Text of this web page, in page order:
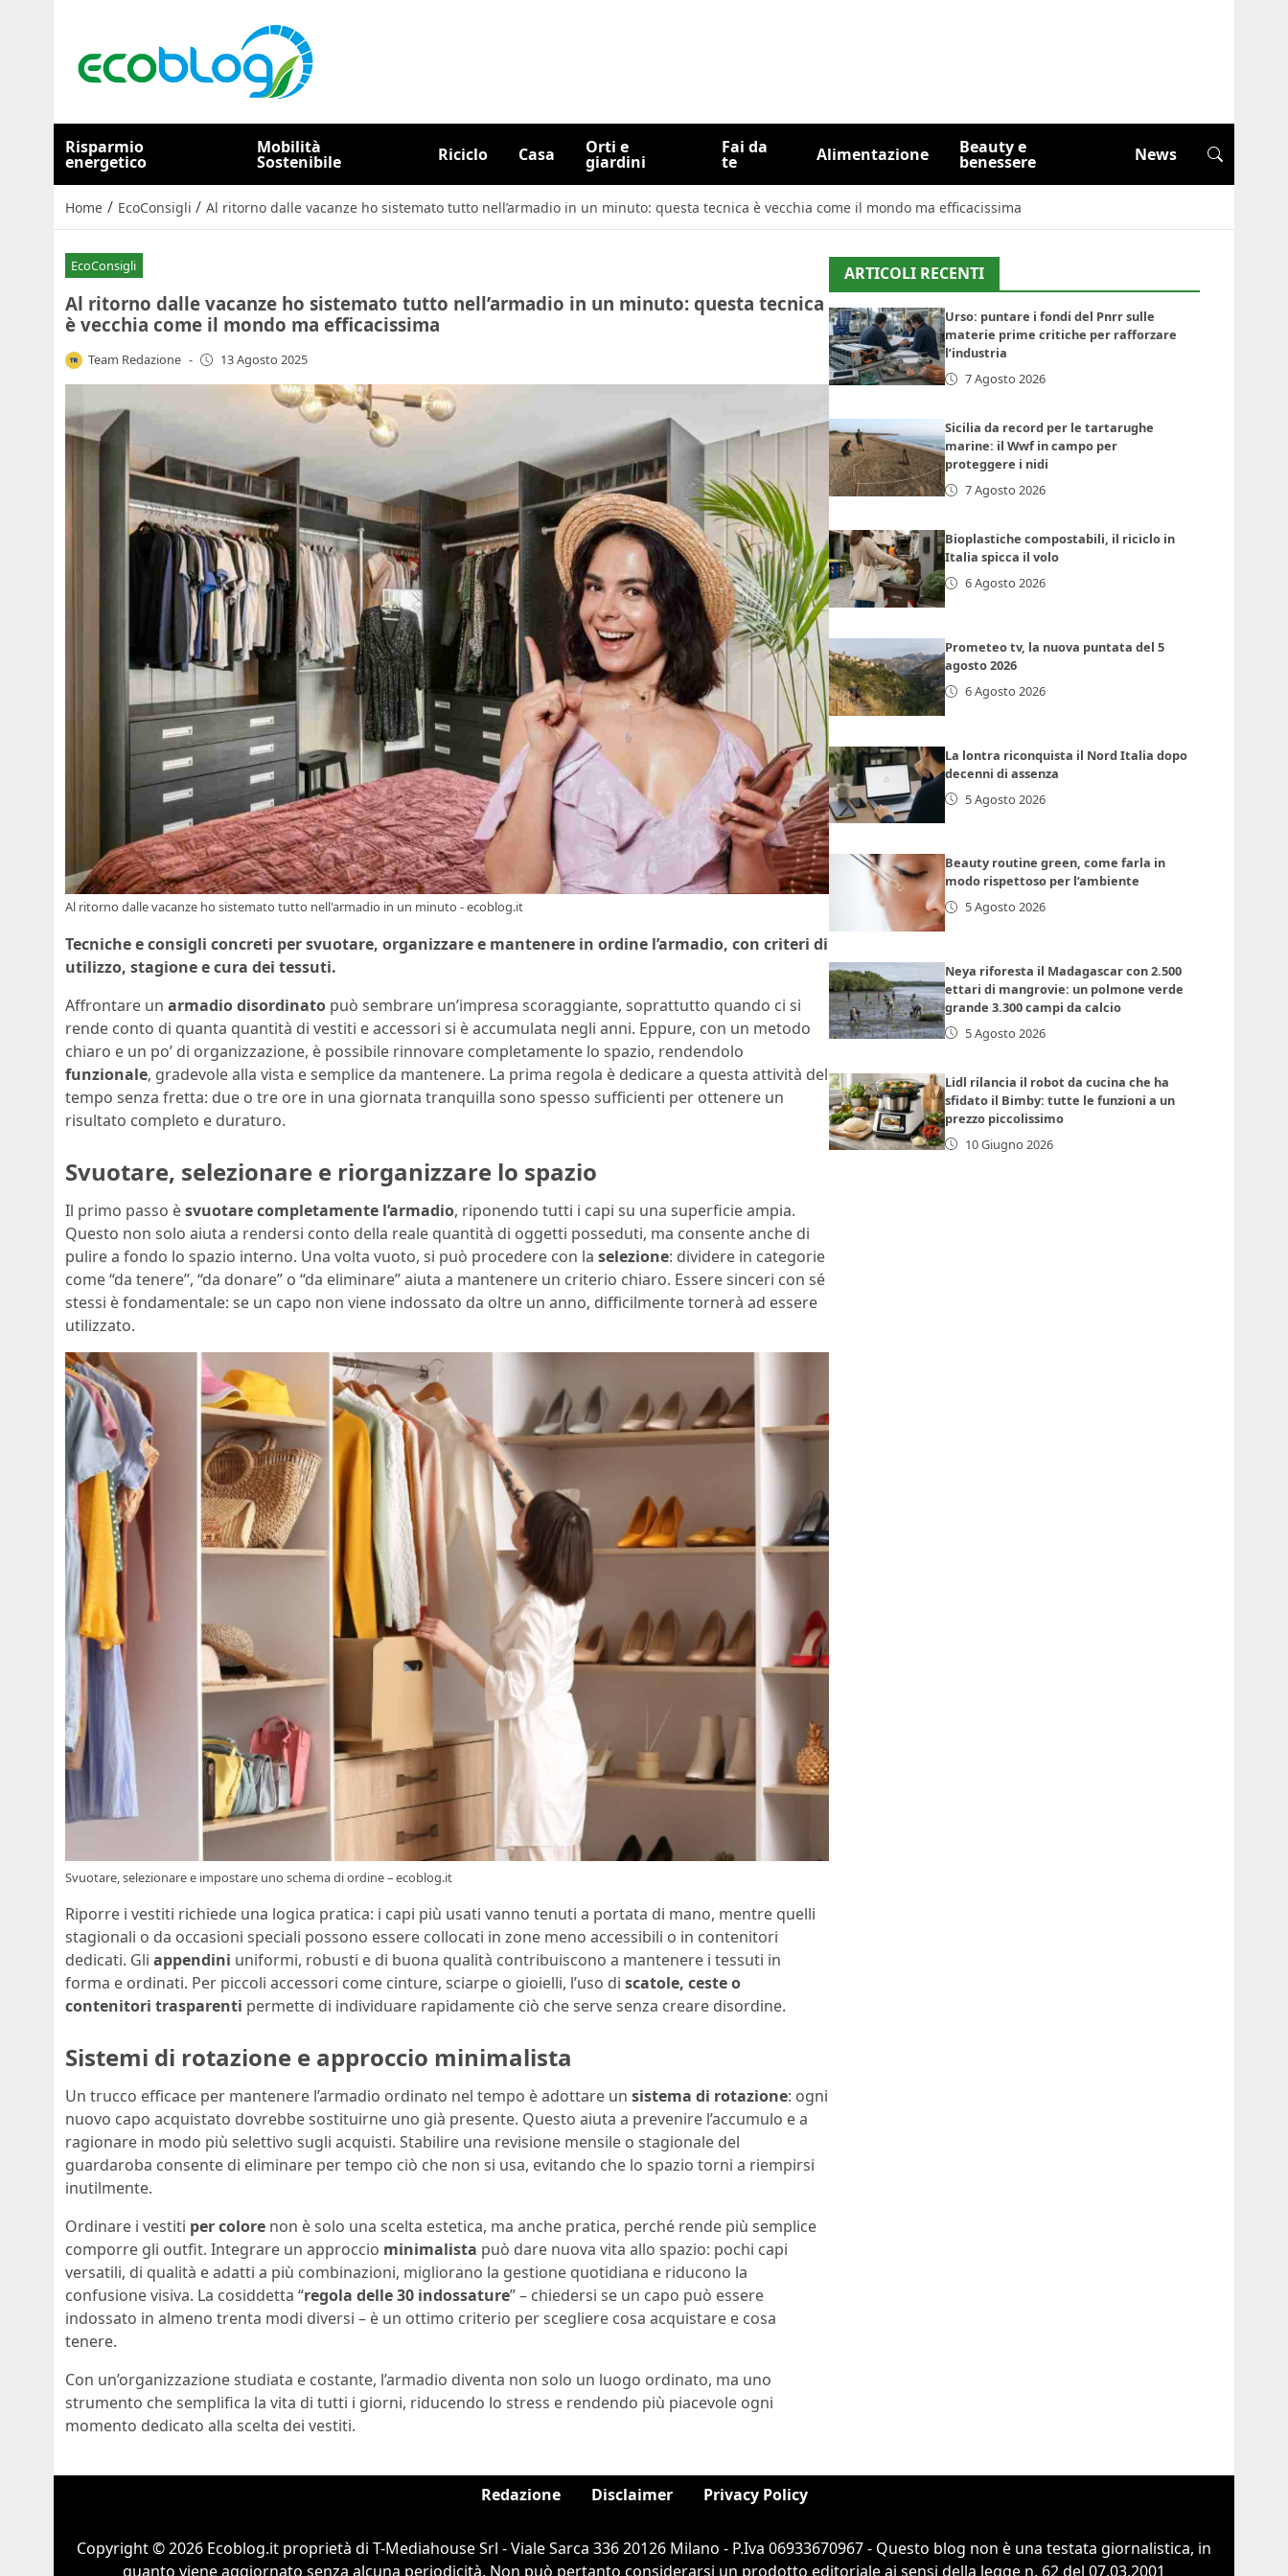
Risparmio
energetico
Mobilità
Sostenibile Riciclo Casa Orti e
giardini
Fai da
te Alimentazione Beauty e
benessere News
Home / EcoConsigli / Al ritorno dalle vacanze ho sistemato tutto nell’armadio in un minuto: questa tecnica è vecchia come il mondo ma efficacissima
EcoConsigli
Al ritorno dalle vacanze ho sistemato tutto nell’armadio in un minuto: questa tecnica
è vecchia come il mondo ma efficacissima
Team Redazione - 13 Agosto 2025
Al ritorno dalle vacanze ho sistemato tutto nell'armadio in un minuto - ecoblog.it
Tecniche e consigli concreti per svuotare, organizzare e mantenere in ordine l’armadio, con criteri di
utilizzo, stagione e cura dei tessuti.
Affrontare un armadio disordinato può sembrare un’impresa scoraggiante, soprattutto quando ci si
rende conto di quanta quantità di vestiti e accessori si è accumulata negli anni. Eppure, con un metodo
chiaro e un po’ di organizzazione, è possibile rinnovare completamente lo spazio, rendendolo
funzionale, gradevole alla vista e semplice da mantenere. La prima regola è dedicare a questa attività del
tempo senza fretta: due o tre ore in una giornata tranquilla sono spesso sufficienti per ottenere un
risultato completo e duraturo.
Svuotare, selezionare e riorganizzare lo spazio
Il primo passo èsvuotare completamente l’armadio, riponendo tutti i capi su una superficie ampia.
Questo non solo aiuta a rendersi conto della reale quantità di oggetti posseduti, ma consente anche di
pulire a fondo lo spazio interno. Una volta vuoto, si può procedere con la selezione: dividere in categorie
come “da tenere”, “da donare” o “da eliminare” aiuta a mantenere un criterio chiaro. Essere sinceri con sé
stessi è fondamentale: se un capo non viene indossato da oltre un anno, difficilmente tornerà ad essere
utilizzato.
Svuotare, selezionare e impostare uno schema di ordine – ecoblog.it
Riporre i vestiti richiede una logica pratica: i capi più usati vanno tenuti a portata di mano, mentre quelli
stagionali o da occasioni speciali possono essere collocati in zone meno accessibili o in contenitori
dedicati. Gli appendini uniformi, robusti e di buona qualità contribuiscono a mantenere i tessuti in
forma e ordinati. Per piccoli accessori come cinture, sciarpe o gioielli, l’uso di scatole, ceste o
contenitori trasparenti permette di individuare rapidamente ciò che serve senza creare disordine.
Sistemi di rotazione e approccio minimalista
Un trucco efficace per mantenere l’armadio ordinato nel tempo è adottare un sistema di rotazione: ogni
nuovo capo acquistato dovrebbe sostituirne uno già presente. Questo aiuta a prevenire l’accumulo e a
ragionare in modo più selettivo sugli acquisti. Stabilire una revisione mensile o stagionale del
guardaroba consente di eliminare per tempo ciò che non si usa, evitando che lo spazio torni a riempirsi
inutilmente.
Ordinare i vestiti per colore non è solo una scelta estetica, ma anche pratica, perché rende più semplice
comporre gli outfit. Integrare un approccio minimalista può dare nuova vita allo spazio: pochi capi
versatili, di qualità e adatti a più combinazioni, migliorano la gestione quotidiana e riducono la
confusione visiva. La cosiddetta “regola delle 30 indossature” – chiedersi se un capo può essere
indossato in almeno trenta modi diversi – è un ottimo criterio per scegliere cosa acquistare e cosa
tenere.
Con un’organizzazione studiata e costante, l’armadio diventa non solo un luogo ordinato, ma uno
strumento che semplifica la vita di tutti i giorni, riducendo lo stress e rendendo più piacevole ogni
momento dedicato alla scelta dei vestiti.
ARTICOLI RECENTI
Urso: puntare i fondi del Pnrr sulle
materie prime critiche per rafforzare
l’industria
7 Agosto 2026
Sicilia da record per le tartarughe
marine: il Wwf in campo per
proteggere i nidi
7 Agosto 2026
Bioplastiche compostabili, il riciclo in
Italia spicca il volo
6 Agosto 2026
Prometeo tv, la nuova puntata del 5
agosto 2026
6 Agosto 2026
La lontra riconquista il Nord Italia dopo
decenni di assenza
5 Agosto 2026
Beauty routine green, come farla in
modo rispettoso per l’ambiente
5 Agosto 2026
Neya riforesta il Madagascar con 2.500
ettari di mangrovie: un polmone verde
grande 3.300 campi da calcio
5 Agosto 2026
Lidl rilancia il robot da cucina che ha
sfidato il Bimby: tutte le funzioni a un
prezzo piccolissimo
10 Giugno 2026
Redazione Disclaimer Privacy Policy
Copyright © 2026 Ecoblog.it proprietà di T-Mediahouse Srl - Viale Sarca 336 20126 Milano - P.Iva 06933670967 - Questo blog non è una testata giornalistica, in
quanto viene aggiornato senza alcuna periodicità. Non può pertanto considerarsi un prodotto editoriale ai sensi della legge n. 62 del 07.03.2001